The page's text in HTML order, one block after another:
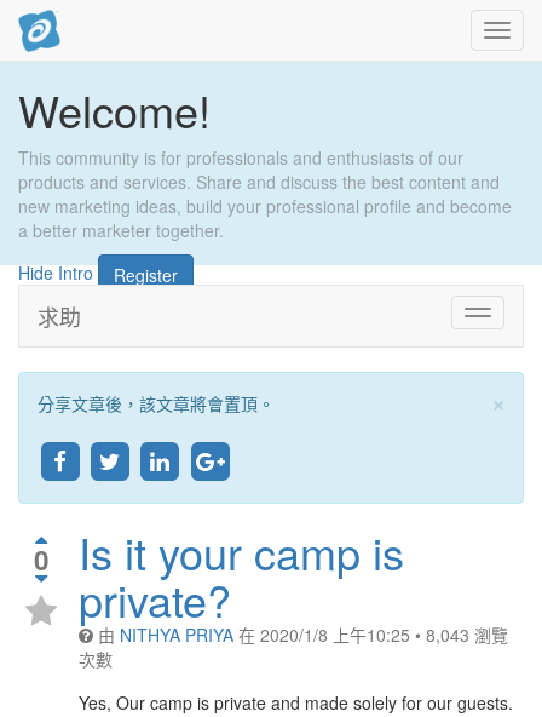
切
換
Welcome!
This community is for professionals and enthusiasts of our
products and services. Share and discuss the best content and
new marketing ideas, build your professional profile and become
a better marketer together.
Hide Intro
Register
Toggle
求助
×
分享文章後，該文章將會置頂。
0 Is it your camp is
private?
由 NITHYA PRIYA 在 2020/1/8 上午10:25 • 8,043 瀏覽
次數
Yes, Our camp is private and made solely for our guests.